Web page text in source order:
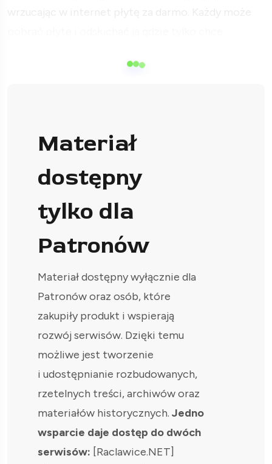
Materiał
dostępny
tylko dla
Patronów
Materiał dostępny wyłącznie dla
Patronów oraz osób, które
zakupiły produkt i wspierają
rozwój serwisów. Dzięki temu
możliwe jest tworzenie
i udostępnianie rozbudowanych,
rzetelnych treści, archiwów oraz
materiałów historycznych. Jedno
wsparcie daje dostęp do dwóch
serwisów: [Raclawice.NET]